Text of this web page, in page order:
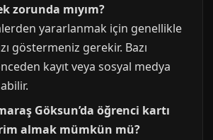
zorunda mıyım?
yararlanmak için genellikle
göstermeniz gerekir. Bazı
kayıt veya sosyal medya
Göksun’da öğrenci kartı
almak mümkün mü?